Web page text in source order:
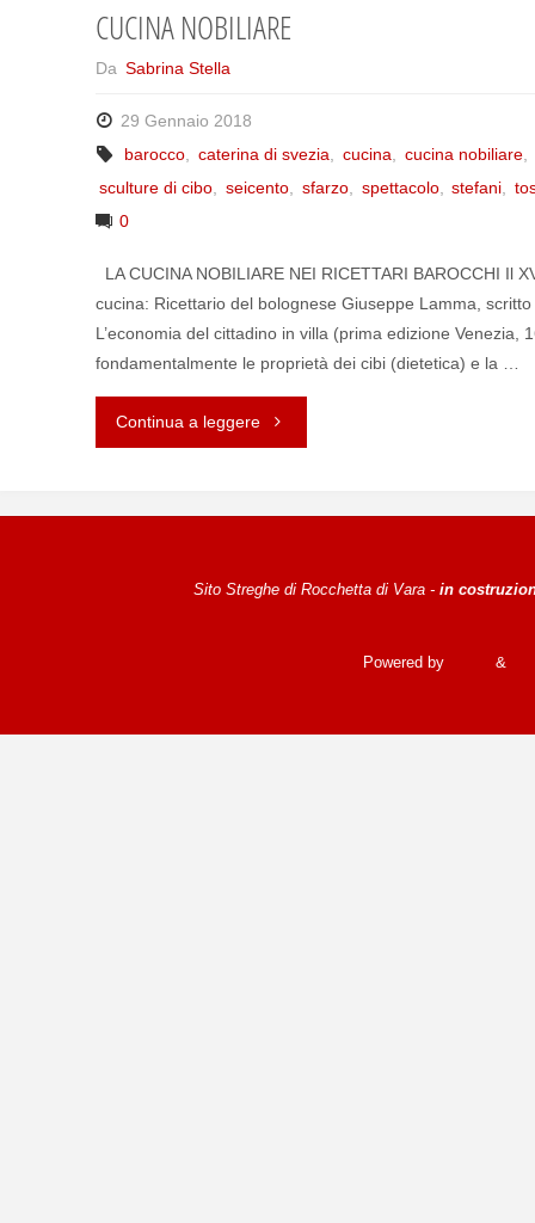
CUCINA NOBILIARE
Da Sabrina Stella
29 Gennaio 2018
barocco
caterina di svezia cucina cucina nobiliare,
sculture di cibo, seicento, sfarzo, spettacolo, stefani
0
LA CUCINA NOBILIARE NEI RICETTARI BAROCCHI Il
cucina: Ricettario del bolognese Giuseppe Lamma,
L’economia del cittadino in villa (prima edizione
fondamentalmente le proprietà dei cibi (dietetica) e la …
Continua a leggere "CUCINA
Sito Streghe di Rocchetta di Vara -in
Powered by &